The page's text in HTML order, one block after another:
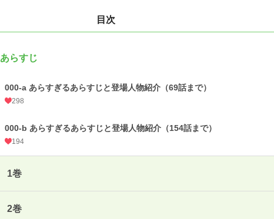
目次
あらすじ
000-a あらすぎるあらすじと登場人物紹介（69話まで）
298
000-b あらすぎるあらすじと登場人物紹介（154話まで）
194
1巻
2巻